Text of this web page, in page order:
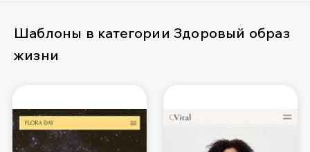
Шаблоны в категории Здоровый образ
жизни